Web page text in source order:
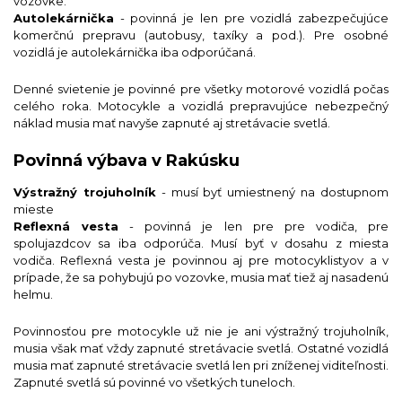
Autolekárnička - povinná je len pre vozidlá zabezpečujúce
komerčnú prepravu (autobusy, taxíky a pod.). Pre osobné
vozidlá je autolekárnička iba odporúčaná.
Denné svietenie je povinné pre všetky motorové vozidlá počas
celého roka. Motocykle a vozidlá prepravujúce nebezpečný
náklad musia mať navyše zapnuté aj stretávacie svetlá.
Povinná výbava v Rakúsku
Výstražný trojuholník - musí byť umiestnený na dostupnom
mieste
Reflexná vesta - povinná je len pre pre vodiča, pre
spolujazdcov sa iba odporúča. Musí byť v dosahu z miesta
vodiča. Reflexná vesta je povinnou aj pre motocyklistyov a v
prípade, že sa pohybujú po vozovke, musia mať tiež aj nasadenú
helmu.
Povinnosťou pre motocykle už nie je ani výstražný trojuholník,
musia však mať vždy zapnuté stretávacie svetlá. Ostatné vozidlá
musia mať zapnuté stretávacie svetlá len pri zníženej viditeľnosti.
Zapnuté svetlá sú povinné vo všetkých tuneloch.